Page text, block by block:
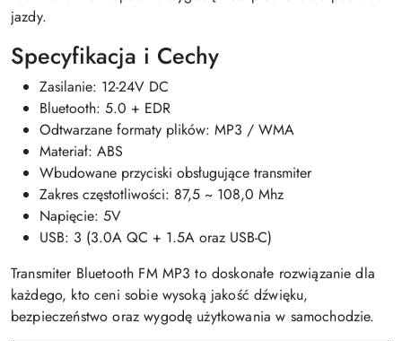
jazdy.
Specyfikacja i Cechy
Zasilanie: 12-24V DC
Bluetooth: 5.0 + EDR
Odtwarzane formaty plików: MP3 / WMA
Materiał: ABS
Wbudowane przyciski obsługujące transmiter
Zakres częstotliwości: 87,5 ~ 108,0 Mhz
Napięcie: 5V
USB: 3 (3.0A QC + 1.5A oraz USB-C)
Transmiter Bluetooth FM MP3 to doskonałe rozwiązanie dla
każdego, kto ceni sobie wysoką jakość dźwięku,
bezpieczeństwo oraz wygodę użytkowania w samochodzie.